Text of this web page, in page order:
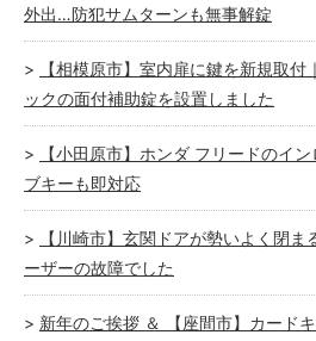
外出…防犯サムターンも無事解錠
【相模原市】室内扉に鍵を新規取付
ックの面付補助錠を設置しました
【小田原市】ホンダ フリードのイ
ブキーも即対応
【川崎市】玄関ドアが勢いよく閉
ーザーの故障でした
新年のご挨拶 ＆ 【座間市】カード